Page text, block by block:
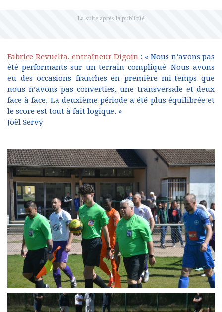
Fabrice Revuelta, entraîneur Digoin: « Nous n’avons pas
été performants sur un terrain compliqué. Nous avons
eu des occasions franches en première mi-temps que
nous n’avons pas converties, une transversale et deux
face à face. La deuxième période a été plus équilibrée et
le score est tout à fait logique. »
Joël Servy